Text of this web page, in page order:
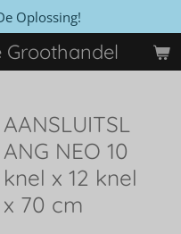
Groothandel
Oplossing!
AANSLUITSL
ANG NEO 10
knel x 12 knel
x 70 cm